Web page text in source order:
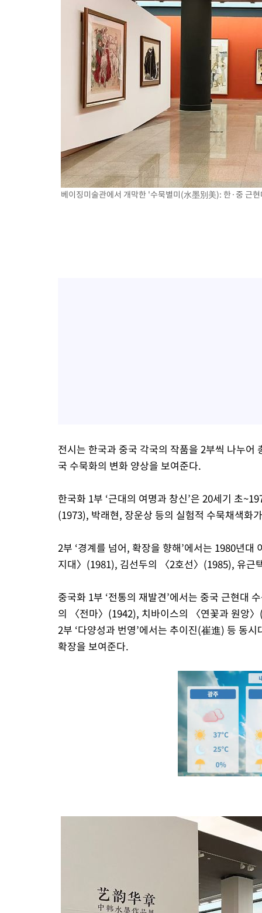
베이징미술관에서 개막한 '수묵별미(水墨別美): 한·중 근
전시는 한국과 중국 각국의 작품을 2부씩 나누어
국 수묵화의 변화 양상을 보여준다.
한국화 1부 ‘근대의 여명과 창신’은 20세기 초
(1973), 박래현, 장운상 등의 실험적 수묵채색화
2부 ‘경계를 넘어, 확장을 향해’에서는 1980년
지대〉(1981), 김선두의 〈2호선〉(1985), 유근
중국화 1부 ‘전통의 재발견’에서는 중국 근현대
의 〈전마〉(1942), 치바이스의 〈연꽃과 원앙
2부 ‘다양성과 번영’에서는 추이진(崔進) 등 동
확장을 보여준다.